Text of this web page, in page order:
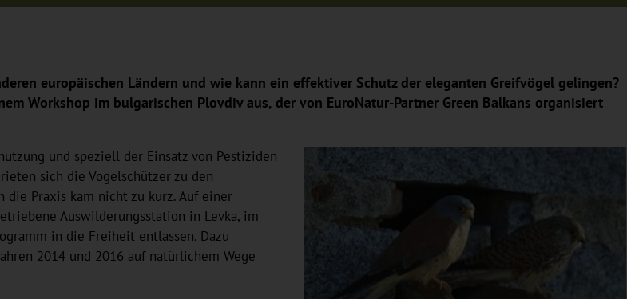
europäischen Ländern und wie kann ein effektiver Schutz der eleganten Greifvögel gelingen?
Workshop im bulgarischen Plovdiv aus, der von EuroNatur-Partner Green Balkans organisiert
und speziell der Einsatz von Pestiziden
sich die Vogelschützer zu den
die Praxis kam nicht zu kurz. Auf einer
Auswilderungsstation in Levka, im
in die Freiheit entlassen. Dazu
2014 und 2016 auf natürlichem Wege